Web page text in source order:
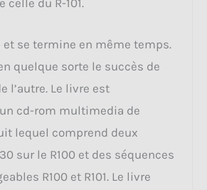
se termine en même temps.
quelque sorte le succès de
l’autre. Le livre est
cd-rom multimedia de
lequel comprend deux
sur le R100 et des séquences
R100 et R101. Le livre